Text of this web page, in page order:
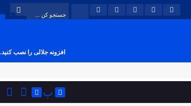
افزونه جلالی را نصب کنید.
پ